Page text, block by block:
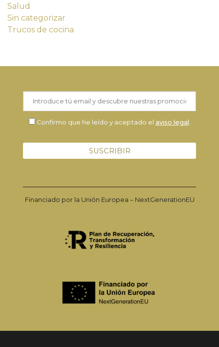
Salud
Sin categorizar
Trucos de cocina
Confirmo que he leído y aceptado el aviso legal.
Financiado por la Unión Europea – NextGenerationEU